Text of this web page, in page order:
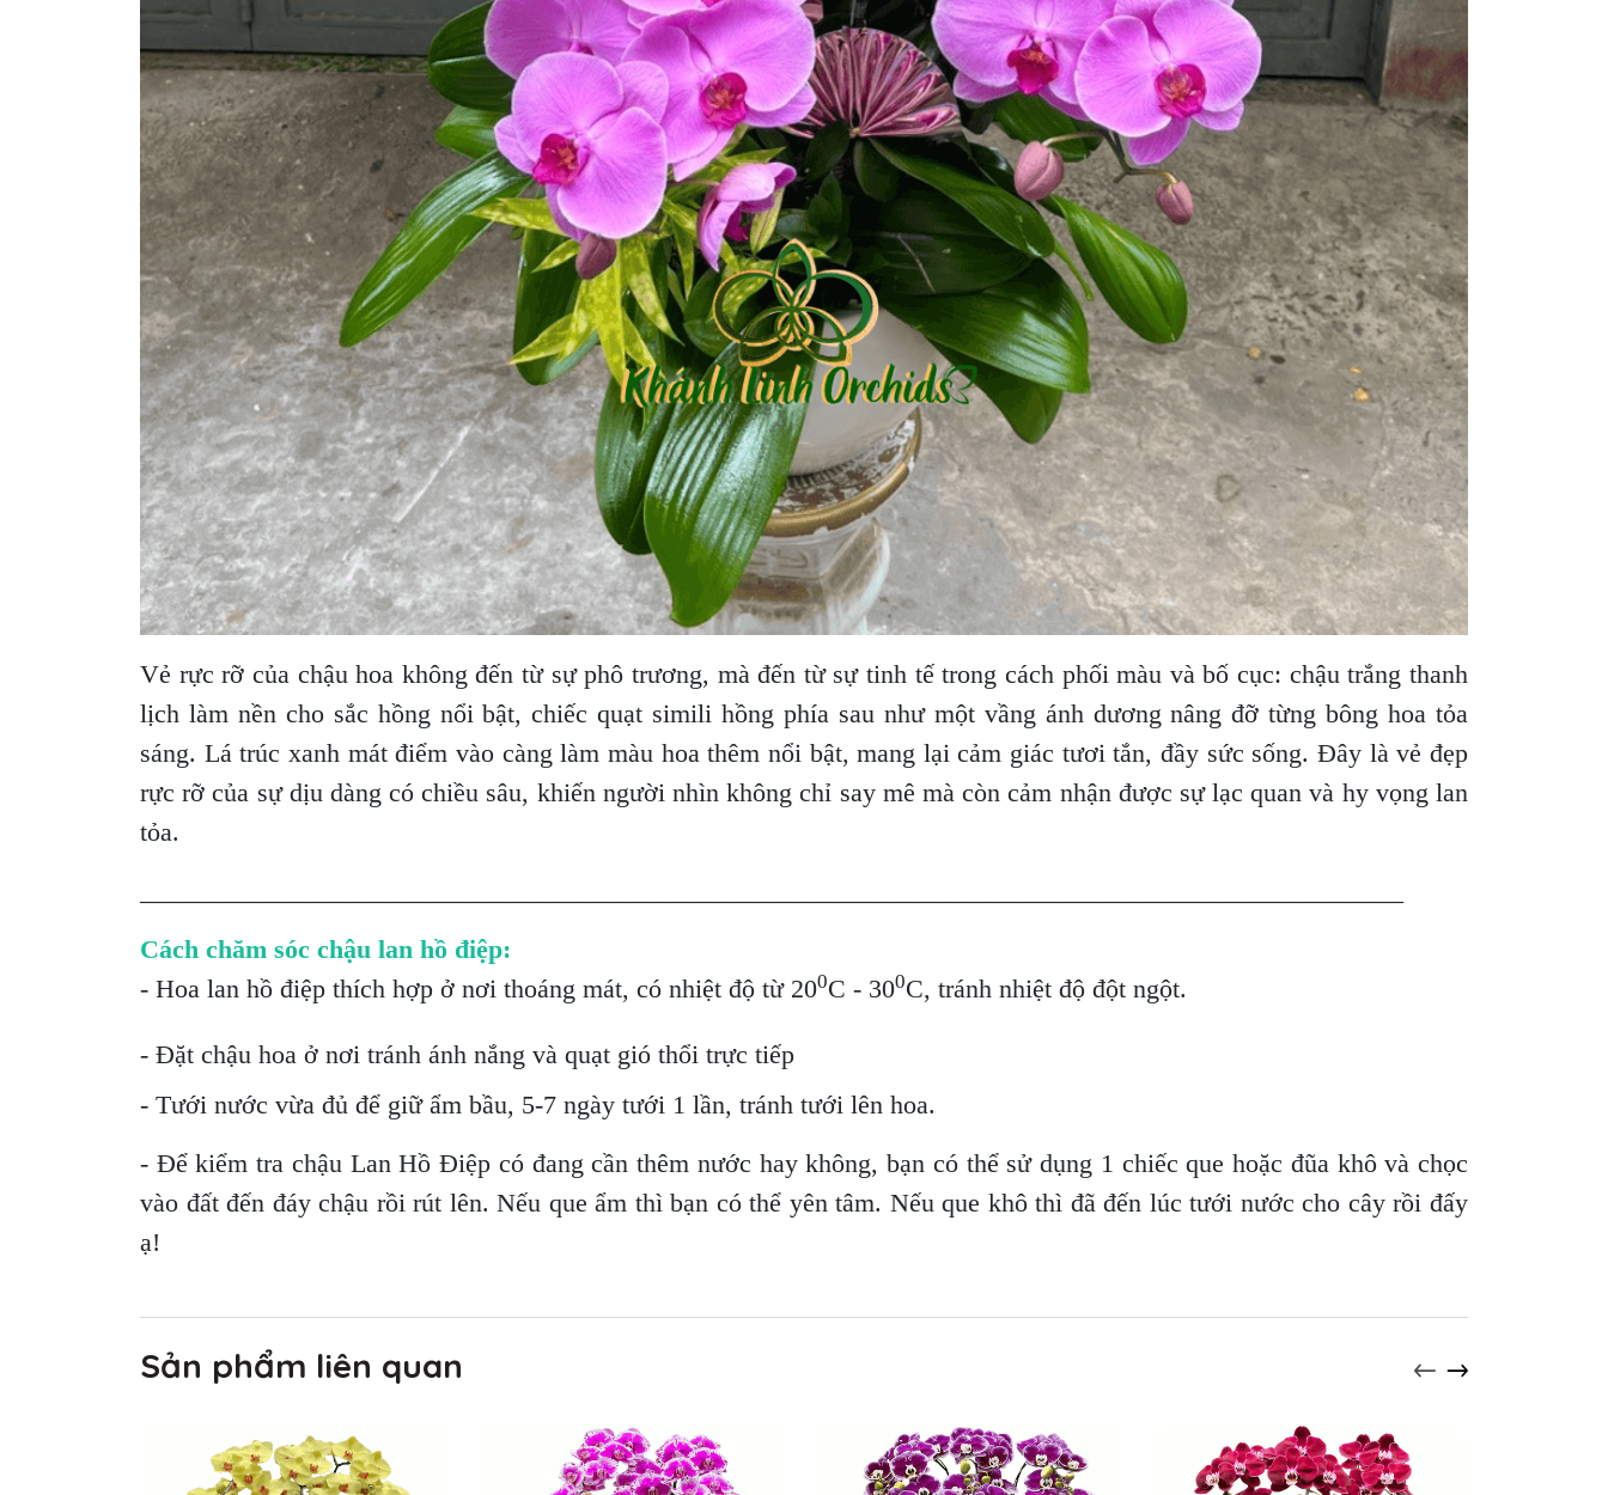
Vẻ rực rỡ của chậu hoa không đến từ sự phô trương, mà đến từ sự tinh tế trong cách phối màu và bố cục: chậu trắng thanh
lịch làm nền cho sắc hồng nổi bật, chiếc quạt simili hồng phía sau như một vầng ánh dương nâng đỡ từng bông hoa tỏa
sáng. Lá trúc xanh mát điểm vào càng làm màu hoa thêm nổi bật, mang lại cảm giác tươi tắn, đầy sức sống. Đây là vẻ đẹp
rực rỡ của sự dịu dàng có chiều sâu, khiến người nhìn không chỉ say mê mà còn cảm nhận được sự lạc quan và hy vọng lan
tỏa.
Cách chăm sóc chậu lan hồ điệp:
- Hoa lan hồ điệp thích hợp ở nơi thoáng mát, có nhiệt độ từ 200C - 300C, tránh nhiệt độ đột ngột.
- Đặt chậu hoa ở nơi tránh ánh nắng và quạt gió thổi trực tiếp
- Tưới nước vừa đủ để giữ ẩm bầu, 5-7 ngày tưới 1 lần, tránh tưới lên hoa.
- Để kiểm tra chậu Lan Hồ Điệp có đang cần thêm nước hay không, bạn có thể sử dụng 1 chiếc que hoặc đũa khô và chọc
vào đất đến đáy chậu rồi rút lên. Nếu que ẩm thì bạn có thể yên tâm. Nếu que khô thì đã đến lúc tưới nước cho cây rồi đấy
ạ!
Sản phẩm liên quan